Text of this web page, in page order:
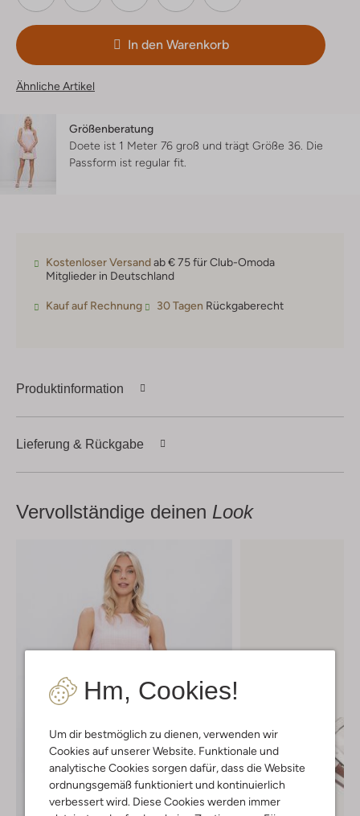
Hm, Cookies!
Um dir bestmöglich zu dienen, verwenden wir
Cookies auf unserer Website. Funktionale und
analytische Cookies sorgen dafür, dass die Website
ordnungsgemäß funktioniert und kontinuierlich
verbessert wird. Diese Cookies werden immer
In den Warenkorb
Ähnliche Artikel
Größenberatung
Doete ist 1 Meter 76 groß und trägt Größe 36. Die
Passform ist regular fit
Kostenloser Versandab € 75 für Club-Omoda
Mitglieder in Deutschland
Kauf auf Rechnung 30 Tagen Rückgaberecht
Produktinformation
Lieferung & Rückgabe
Vervollständige deinen Look